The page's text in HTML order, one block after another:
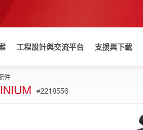
工程設計與交流平台 支援與下載
件
#2218556